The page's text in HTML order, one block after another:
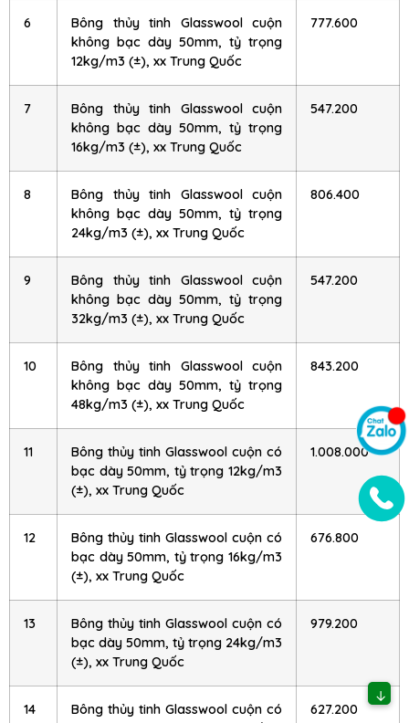
6
Bông thủy tinh Glasswool cuộn
không bạc dày 50mm, tỷ trọng
12kg/m3 (±), xx Trung Quốc
777.600
7
Bông thủy tinh Glasswool cuộn
không bạc dày 50mm, tỷ trọng
16kg/m3 (±), xx Trung Quốc
547.200
8
Bông thủy tinh Glasswool cuộn
không bạc dày 50mm, tỷ trọng
24kg/m3 (±), xx Trung Quốc
806.400
9
Bông thủy tinh Glasswool cuộn
không bạc dày 50mm, tỷ trọng
32kg/m3 (±), xx Trung Quốc
547.200
10
Bông thủy tinh Glasswool cuộn
không bạc dày 50mm, tỷ trọng
48kg/m3 (±), xx Trung Quốc
843.200
11
Bông thủy tinh Glasswool cuộn có
bạc dày 50mm, tỷ trọng 12kg/m3
(±), xx Trung Quốc
1.008.000
12
Bông thủy tinh Glasswool cuộn có
bạc dày 50mm, tỷ trọng 16kg/m3
(±), xx Trung Quốc
676.800
13
Bông thủy tinh Glasswool cuộn có
bạc dày 50mm, tỷ trọng 24kg/m3
(±), xx Trung Quốc
979.200
14
Bông thủy tinh Glasswool cuộn có
627.200
↓